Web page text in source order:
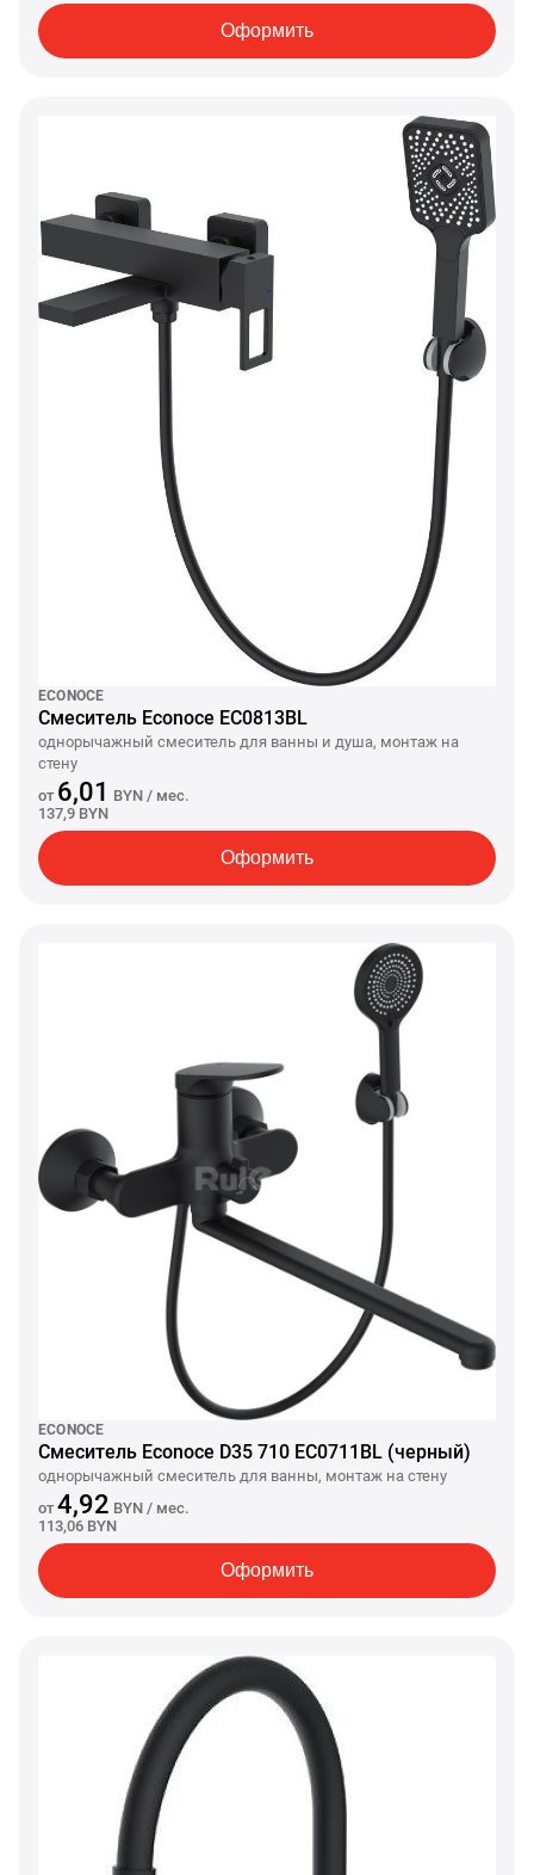
Оформить
ECONOCE
Смеситель Econoce EC0813BL
однорычажный смеситель для ванны и душа, монтаж на
стену
от 6,01 BYN / мес.
137,9 BYN
Оформить
ECONOCE
Смеситель Econoce D35 710 EC0711BL (черный)
однорычажный смеситель для ванны, монтаж на стену
от4,92 BYN / мес.
113,06 BYN
Оформить